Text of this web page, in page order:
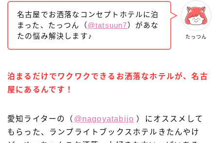
たっつん
名古屋でお洒落なコンセプトホテルに泊
まった、たっつん（ @tatsuun7 ）があな
たの悩み解決します♪
泊まるだけでワクワクできるお洒落なホテルが、名古
屋にあるんです！
愛知ライターの（ @nagoyatabijo ）にオススメして
もらった、ランプライトブックスホテルきたんやけ